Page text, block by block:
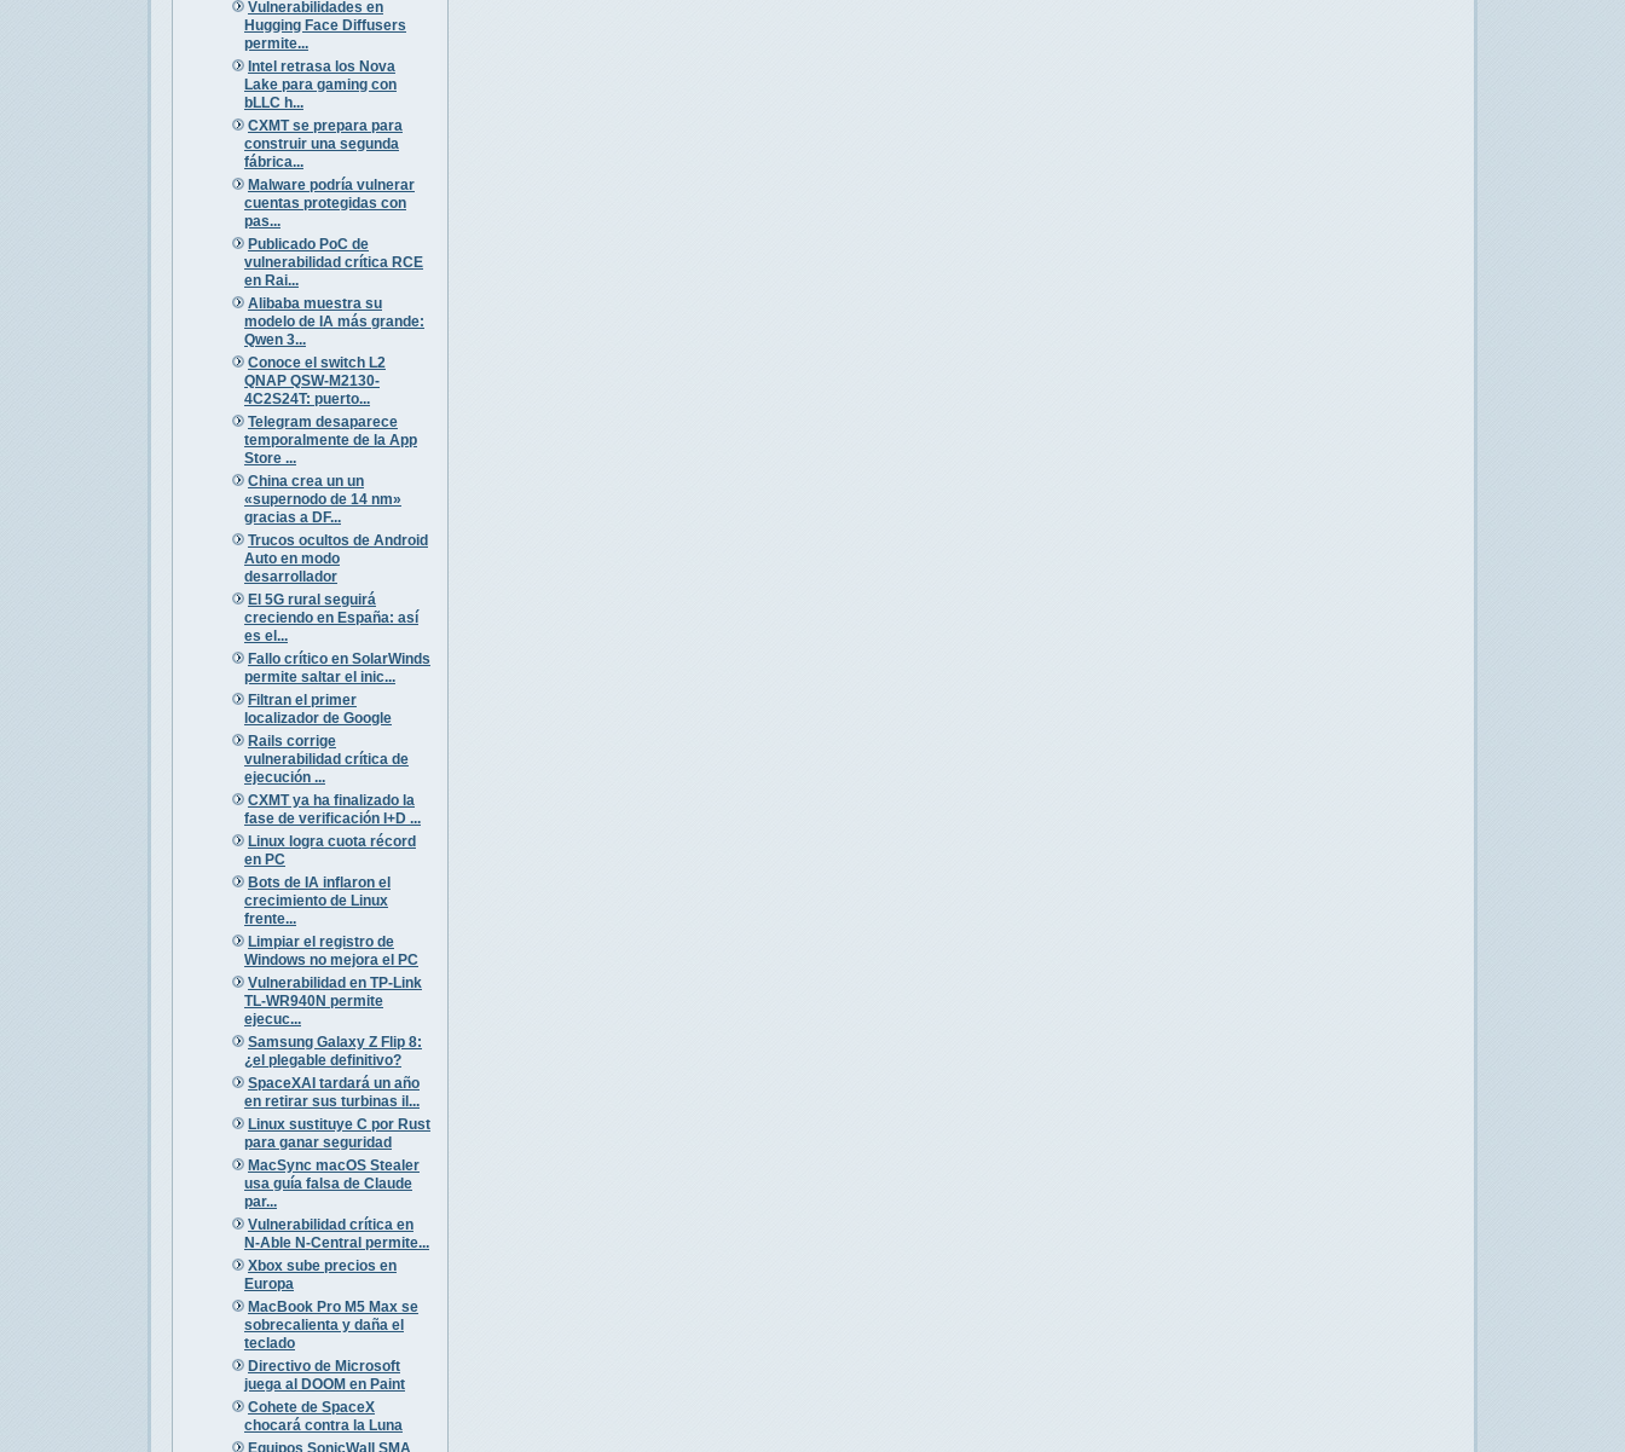
Vulnerabilidades en
Hugging Face Diffusers
permite...
Intel retrasa los Nova
Lake para gaming con
bLLC h...
CXMT se prepara para
construir una segunda
fábrica...
Malware podría vulnerar
cuentas protegidas con
pas...
Publicado PoC de
vulnerabilidad crítica RCE
en Rai...
Alibaba muestra su
modelo de IA más grande:
Qwen 3...
Conoce el switch L2
QNAP QSW-M2130-
4C2S24T: puerto...
Telegram desaparece
temporalmente de la App
Store ...
China crea un un
«supernodo de 14 nm»
gracias a DF...
Trucos ocultos de Android
Auto en modo
desarrollador
El 5G rural seguirá
creciendo en España: así
es el...
Fallo crítico en SolarWinds
permite saltar el inic...
Filtran el primer
localizador de Google
Rails corrige
vulnerabilidad crítica de
ejecución ...
CXMT ya ha finalizado la
fase de verificación I+D ...
Linux logra cuota récord
en PC
Bots de IA inflaron el
crecimiento de Linux
frente...
Limpiar el registro de
Windows no mejora el PC
Vulnerabilidad en TP-Link
TL-WR940N permite
ejecuc...
Samsung Galaxy Z Flip 8:
¿el plegable definitivo?
SpaceXAI tardará un año
en retirar sus turbinas il...
Linux sustituye C por Rust
para ganar seguridad
MacSync macOS Stealer
usa guía falsa de Claude
par...
Vulnerabilidad crítica en
N-Able N-Central permite...
Xbox sube precios en
Europa
MacBook Pro M5 Max se
sobrecalienta y daña el
teclado
Directivo de Microsoft
juega al DOOM en Paint
Cohete de SpaceX
chocará contra la Luna
Equipos SonicWall SMA